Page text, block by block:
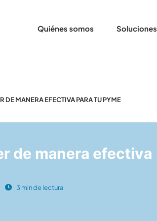
Quiénes somos Soluciones
DE MANERA EFECTIVA PARA TU PYME
de manera efectiva
3 min de lectura